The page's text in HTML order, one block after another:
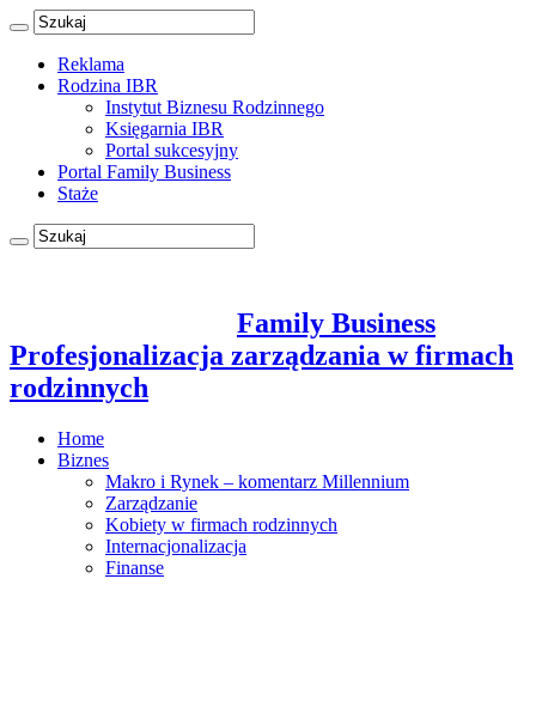
Reklama
Rodzina IBR
Instytut Biznesu Rodzinnego
Księgarnia IBR
Portal sukcesyjny
Portal Family Business
Staże
Family Business
Profesjonalizacja zarządzania w firmach
rodzinnych
Home
Biznes
Makro i Rynek – komentarz Millennium
Zarządzanie
Kobiety w firmach rodzinnych
Internacjonalizacja
Finanse